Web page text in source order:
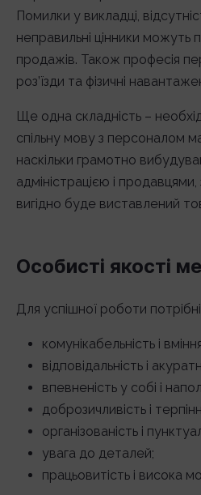
Помилки у викладці,
неправильні цінники можуть
продажів. Також професія
роз’їзди та фізичні
Ще одна складність –
спільну мову з персоналом
наскільки грамотно
адміністрацією і
вигідно буде виставлений
Особисті якості
Для успішної роботи
комунікабельність і
відповідальність і
впевненість у собі і
доброзичливість і
організованість і
увага до деталей;
працьовитість і висока